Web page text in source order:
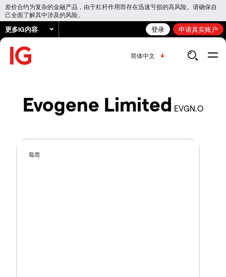
差价合约为复杂的金融产品，由于杠杆作用而存在迅速亏损的高风险。请确保自
己全面了解其中涉及的风险。
更多IG内容 登录 申请真实账户
简体中文
Evogene Limited EVGN.O
每周